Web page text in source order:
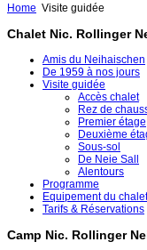
Home Visite guidée
Chalet Nic. Rollinger
Amis du Neihaischen
De 1959 à nos jours
Visite guidée
Accès chalet
Rez de
Premier étage
Deuxième
Sous-sol
De Neie Sall
Alentours
Programme
Equipement du chalet
Tarifs & Réservations
Camp Nic. Rollinger